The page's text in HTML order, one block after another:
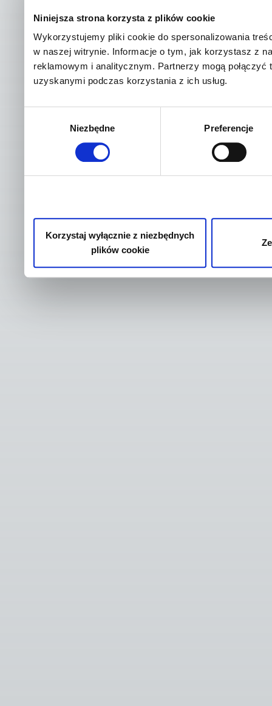
Niniejsza strona korzysta z plików cookie
Wykorzystujemy pliki cookie do spersonalizowania
w naszej witrynie. Informacje o tym, jak korzystasz z
reklamowym i analitycznym. Partnerzy mogą
uzyskanymi podczas korzystania z ich usług.
Niezbędne Preferencje
Korzystaj wyłącznie z niezbędnych
plików cookie